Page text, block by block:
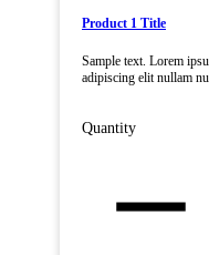
Product 1 Title
Sample text. Lorem
adipiscing elit nullam
Quantity